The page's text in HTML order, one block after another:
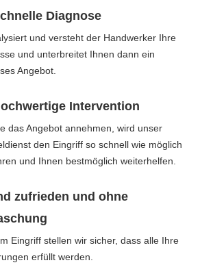
Diagnose
und versteht der Handwerker Ihre
und unterbreitet Ihnen dann ein
Angebot.
Intervention
das Angebot annehmen, wird unser
den Eingriff so schnell wie möglich
und Ihnen bestmöglich weiterhelfen.
zufrieden und ohne
Eingriff stellen wir sicher, dass alle Ihre
erfüllt werden.